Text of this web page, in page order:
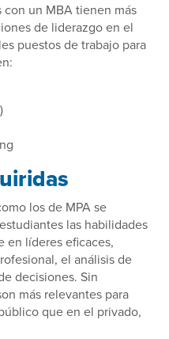
con un MBA tienen más
de liderazgo en el
puestos de trabajo para
los de MPA se
las habilidades
en líderes eficaces,
el análisis de
decisiones. Sin
más relevantes para
que en el privado,